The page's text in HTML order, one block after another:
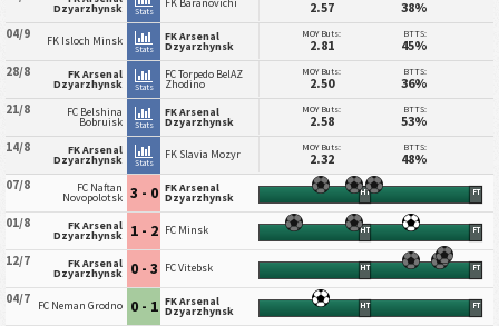
Dzyarzhynsk Stats
FK Baranovichi 2.57 38%
04/9 FK Isloch Minsk
Stats
FK Arsenal
Dzyarzhynsk
MOY Buts:
2.81
BTTS:
45%
28/8 FK Arsenal
Dzyarzhynsk Stats
FC Torpedo BelAZ
Zhodino
MOY Buts:
2.50
BTTS:
36%
21/8 FC Belshina
Bobruisk Stats
FK Arsenal
Dzyarzhynsk
MOY Buts:
2.58
BTTS:
53%
14/8 FK Arsenal
Dzyarzhynsk Stats
FK Slavia Mozyr MOY Buts:
2.32
BTTS:
48%
07/8 FC Naftan
Novopolotsk 3 - 0 FK Arsenal
Dzyarzhynsk HT FT
01/8 FK Arsenal
Dzyarzhynsk 1 - 2 FC Minsk HT FT
12/7 FK Arsenal
Dzyarzhynsk 0 - 3 FC Vitebsk HT FT
04/7 FC Neman Grodno 0 - 1 FK Arsenal
Dzyarzhynsk HT FT